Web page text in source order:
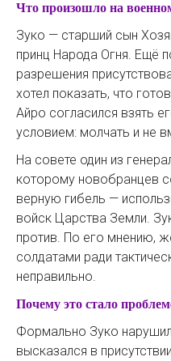
Что произошло на
Зуко — старший сын
принц Народа Огня. Ещё
разрешения
хотел показать, что
Айро согласился взять
условием: молчать и не
На совете один из
которому новобранцев
верную гибель —
войск Царства Земли.
против. По его мнению,
солдатами ради
неправильно.
Почему это стало
Формально Зуко
высказался в